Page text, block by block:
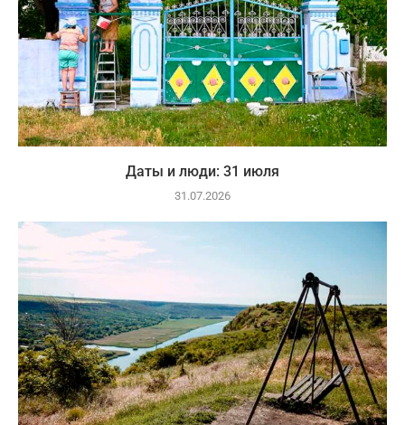
Даты и люди: 31 июля
31.07.2026